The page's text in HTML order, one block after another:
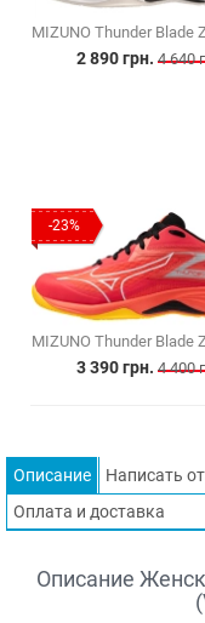
2 890 грн. 4 640
-23%
3 390 грн. 4 400
Описание Написать
Оплата и доставка
Описание